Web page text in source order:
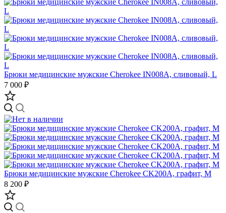
Брюки медицинские мужские Cherokee IN008A, сливовый, L
7 000 ₽
Брюки медицинские мужские Cherokee CK200A, графит, M
8 200 ₽